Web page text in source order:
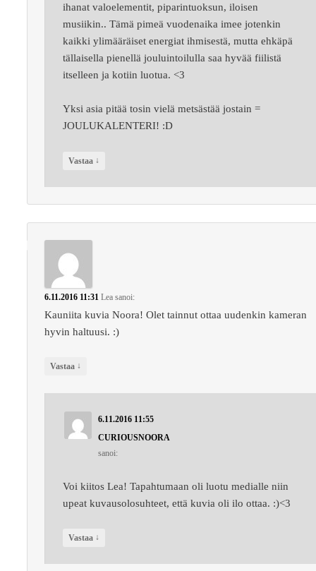
ihanat valoelementit, piparintuoksun, iloisen
musiikin.. Tämä pimeä vuodenaika imee jotenkin
kaikki ylimääräiset energiat ihmisestä, mutta ehkäpä
tällaisella pienellä jouluintoilulla saa hyvää fiilistä
itselleen ja kotiin luotua. <3
Yksi asia pitää tosin vielä metsästää jostain =
JOULUKALENTERI! :D
Vastaa ↓
6.11.2016 11:31 Lea sanoi:
Kauniita kuvia Noora! Olet tainnut ottaa uudenkin kameran
hyvin haltuusi. :)
Vastaa ↓
6.11.2016 11:55
CURIOUSNOORA
sanoi:
Voi kiitos Lea! Tapahtumaan oli luotu medialle niin
upeat kuvausolosuhteet, että kuvia oli ilo ottaa. :)<3
Vastaa ↓